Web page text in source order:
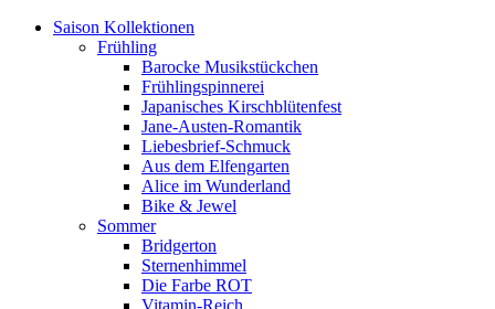
Saison Kollektionen
Frühling
Barocke Musikstückchen
Frühlingspinnerei
Japanisches Kirschblütenfest
Jane-Austen-Romantik
Liebesbrief-Schmuck
Aus dem Elfengarten
Alice im Wunderland
Bike & Jewel
Sommer
Bridgerton
Sternenhimmel
Die Farbe ROT
Vitamin-Reich